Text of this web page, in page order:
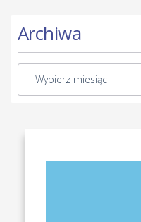
Archiwa